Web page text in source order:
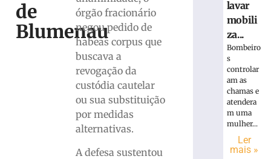
de
Blumenau
órgão fracionário
negou pedido de
habeas corpus que
buscava a
revogação da
custódia cautelar
ou sua substituição
por medidas
alternativas.
A defesa sustentou
sofre
queda
obra
Centro
lavar
mobili
za...
Bombeiro
s
controlar
am as
chamas e
atendera
m uma
mulher...
Ler
mais »